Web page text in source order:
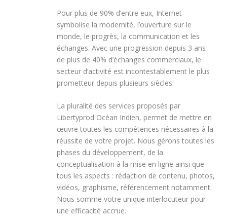
Pour plus de 90% d’entre eux, Internet
symbolise la modernité, l’ouverture sur le
monde, le progrès, la communication et les
échanges. Avec une progression depuis 3 ans
de plus de 40% d’échanges commerciaux, le
secteur d’activité est incontestablement le plus
prometteur depuis plusieurs siècles.
La pluralité des services proposés par
Libertyprod Océan Indien, permet de mettre en
œuvre toutes les compétences nécessaires à la
réussite de votre projet. Nous gérons toutes les
phases du développement, de la
conceptualisation à la mise en ligne ainsi que
tous les aspects : rédaction de contenu, photos,
vidéos, graphisme, référencement notamment.
Nous somme votre unique interlocuteur pour
une efficacité accrue.